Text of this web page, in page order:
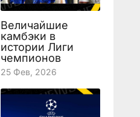
Величайшие
камбэки в
истории Лиги
чемпионов
25 Фев, 2026